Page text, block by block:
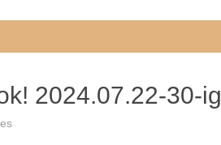
2024.07.22-30-ig